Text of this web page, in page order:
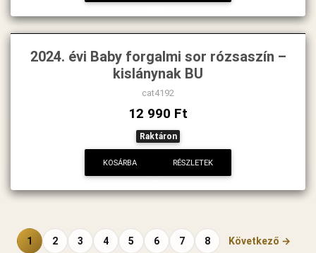
2024. évi Baby forgalmi sor rózsaszín –
kislánynak BU
cat4192
12 990 Ft
Raktáron
KOSÁRBA RÉSZLETEK
1 2 3 4 5 6 7 8 Következő →